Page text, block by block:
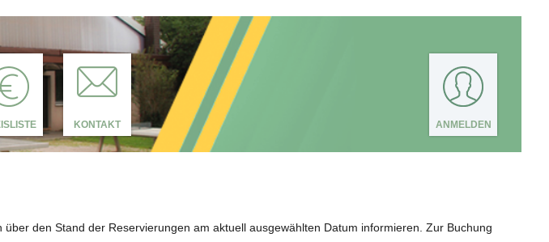
ANMELDEN
KONTAKT
den Stand der Reservierungen am aktuell ausgewählten Datum informieren. Zur Buchung